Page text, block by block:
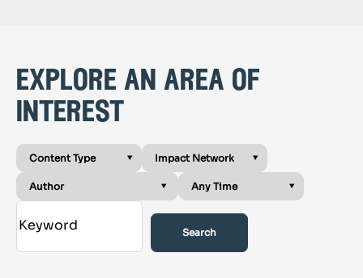
explore an area of
interest
Search